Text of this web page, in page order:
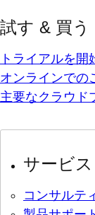
試す & 買う
トライアルを開
オンラインでの
主要なクラウド
サービ
コンサルテ